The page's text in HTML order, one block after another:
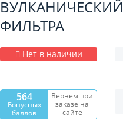
ФИЛЬТРА
Нет в наличии
564
Бонусных
баллов
Вернем при
заказе на
сайте